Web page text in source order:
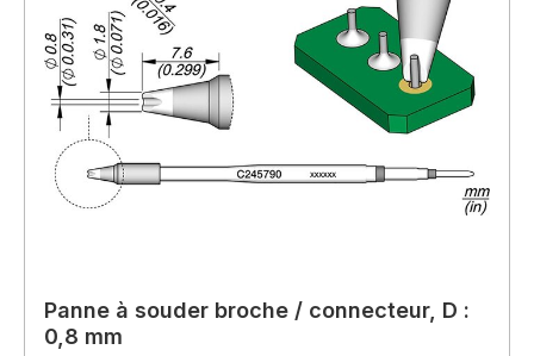
Panne à souder broche / connecteur, D :
0,8 mm